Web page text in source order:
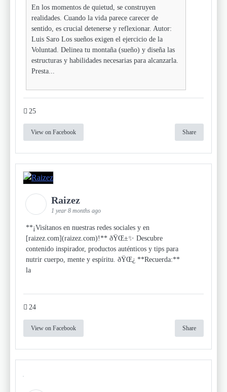
En los momentos de quietud, se construyen
realidades. Cuando la vida parece carecer de
sentido, es crucial detenerse y reflexionar. Autor:
Luis Saro Los sueños exigen el ejercicio de la
Voluntad. Delinea tu montaña (sueño) y diseña las
estructuras y habilidades necesarias para alcanzarla.
Presta...
25
View on Facebook Share
Raizez
1 year 8 months ago
**¡Visítanos en nuestras redes sociales y en
[raizez.com](raizez.com)!** ðŸŒ±✨ Descubre
contenido inspirador, productos auténticos y tips para
nutrir cuerpo, mente y espíritu. ðŸŒ¿ **Recuerda:**
la
24
View on Facebook Share